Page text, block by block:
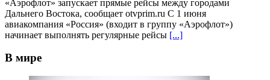
«Аэрофлот» запускает прямые рейсы между городами
Дальнего Востока, сообщает otvprim.ru С 1 июня
авиакомпания «Россия» (входит в группу «Аэрофлот»)
начинает выполнять регулярные рейсы [...]
В мире